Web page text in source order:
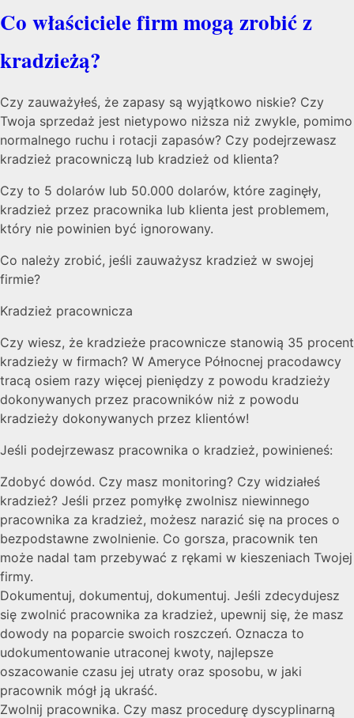
Co właściciele firm mogą zrobić z
kradzieżą?
Czy zauważyłeś, że zapasy są wyjątkowo niskie? Czy
Twoja sprzedaż jest nietypowo niższa niż zwykle, pomimo
normalnego ruchu i rotacji zapasów? Czy podejrzewasz
kradzież pracowniczą lub kradzież od klienta?
Czy to 5 dolarów lub 50.000 dolarów, które zaginęły,
kradzież przez pracownika lub klienta jest problemem,
który nie powinien być ignorowany.
Co należy zrobić, jeśli zauważysz kradzież w swojej
firmie?
Kradzież pracownicza
Czy wiesz, że kradzieże pracownicze stanowią 35 procent
kradzieży w firmach? W Ameryce Północnej pracodawcy
tracą osiem razy więcej pieniędzy z powodu kradzieży
dokonywanych przez pracowników niż z powodu
kradzieży dokonywanych przez klientów!
Jeśli podejrzewasz pracownika o kradzież, powinieneś:
Zdobyć dowód. Czy masz monitoring? Czy widziałeś
kradzież? Jeśli przez pomyłkę zwolnisz niewinnego
pracownika za kradzież, możesz narazić się na proces o
bezpodstawne zwolnienie. Co gorsza, pracownik ten
może nadal tam przebywać z rękami w kieszeniach Twojej
firmy.
Dokumentuj, dokumentuj, dokumentuj. Jeśli zdecydujesz
się zwolnić pracownika za kradzież, upewnij się, że masz
dowody na poparcie swoich roszczeń. Oznacza to
udokumentowanie utraconej kwoty, najlepsze
oszacowanie czasu jej utraty oraz sposobu, w jaki
pracownik mógł ją ukraść.
Zwolnij pracownika. Czy masz procedurę dyscyplinarną